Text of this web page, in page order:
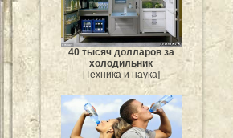
40 тысяч долларов за
холодильник
[Техника и наука]